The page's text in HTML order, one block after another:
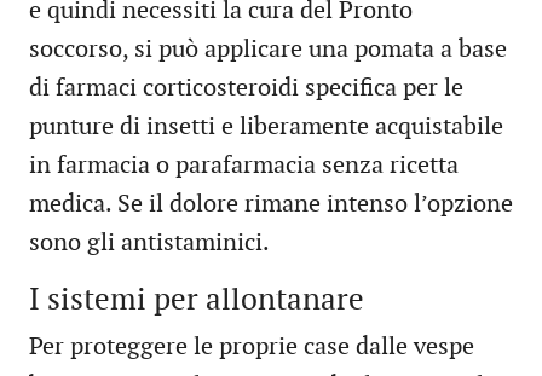
e quindi necessiti la cura del Pronto
soccorso, si può applicare una pomata a base
di farmaci corticosteroidi specifica per le
punture di insetti e liberamente acquistabile
in farmacia o parafarmacia senza ricetta
medica. Se il dolore rimane intenso l’opzione
sono gli antistaminici.
I sistemi per allontanare
Per proteggere le proprie case dalle vespe